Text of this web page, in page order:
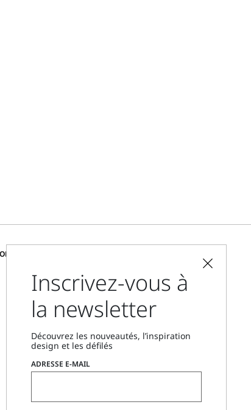
France
Localisateur de boutique
Nous contacter
Du lundi au vendredi, de 9 h à 18 h
CET
Inscrivez-vous à
la newsletter
Découvrez les nouveautés, l’inspiration
design et les défilés
ADRESSE E-MAIL